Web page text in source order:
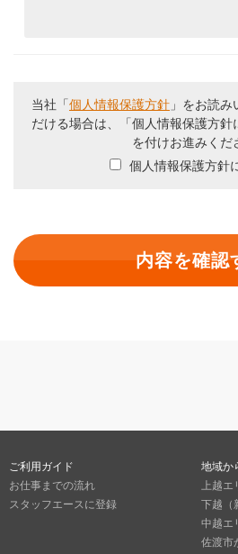
当社「個人情報保護方針 」をお読
だける場合は、「個人情報保護方針
を付けお進みくだ
個人情報保護方針
ご利用ガイド
お仕事までの流れ
スタッフエースに登録
地域か
上越エ
下越（
中越エ
佐渡市